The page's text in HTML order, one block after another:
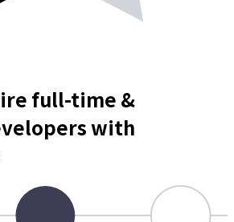
full-time &
with